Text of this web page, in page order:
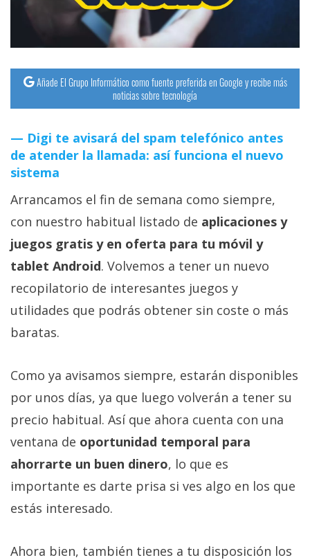
Añade El Grupo Informático como fuente preferida en Google y recibe más
noticias sobre tecnología
Digi te avisará del spam telefónico antes
de atender la llamada: así funciona el nuevo
sistema
Arrancamos el fin de semana como siempre,
con nuestro habitual listado de aplicaciones y
juegos gratis y en oferta para tu móvil y
tablet Android. Volvemos a tener un nuevo
recopilatorio de interesantes juegos y
utilidades que podrás obtener sin coste o más
baratas.
Como ya avisamos siempre, estarán disponibles
por unos días, ya que luego volverán a tener su
precio habitual. Así que ahora cuenta con una
ventana de oportunidad temporal para
ahorrarte un buen dinero, lo que es
importante es darte prisa si ves algo en los que
estás interesado.
Ahora bien, también tienes a tu disposición los